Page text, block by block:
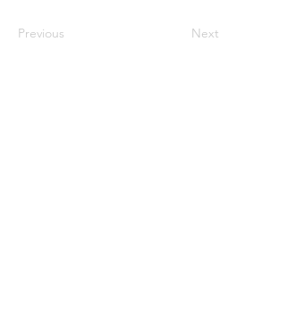
Previous Next